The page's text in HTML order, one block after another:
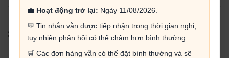
💼 Hoạt động trở lại: Ngày 11/08/2026.
💬 Tin nhắn vẫn được tiếp nhận trong thời gian nghỉ,
tuy nhiên phản hồi có thể chậm hơn bình thường.
🛒 Các đơn hàng vẫn có thể đặt bình thường và sẽ
SẢN PHẨM LIÊN QUAN